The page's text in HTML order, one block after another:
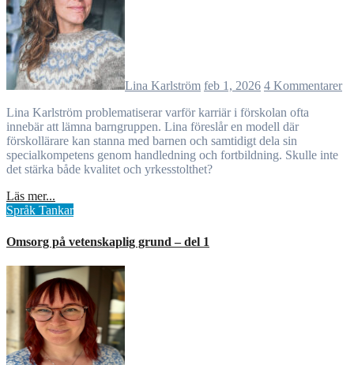
Lina Karlström feb 1, 2026 4 Kommentarer
Lina Karlström problematiserar varför karriär i förskolan ofta
innebär att lämna barngruppen. Lina föreslår en modell där
förskollärare kan stanna med barnen och samtidigt dela sin
specialkompetens genom handledning och fortbildning. Skulle inte
det stärka både kvalitet och yrkesstolthet?
Läs mer...
Språk Tankar
Omsorg på vetenskaplig grund – del 1